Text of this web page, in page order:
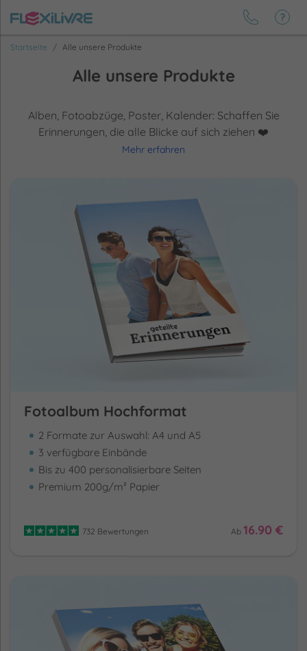
Startseite Alle unsere Produkte
Alle unsere Produkte
Alben, Fotoabzüge, Poster, Kalender: Schaffen Sie
Erinnerungen, die alle Blicke auf sich ziehen ❤️
Mehr erfahren
Fotoalbum Hochformat
2 Formate zur Auswahl: A4 und A5
3 verfügbare Einbände
Bis zu 400 personalisierbare Seiten
Premium 200g/m² Papier
732 Bewertungen Ab 16.90 €